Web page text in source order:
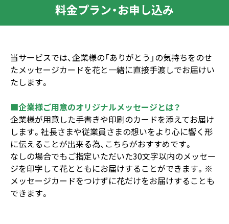
料金プラン・お申し込み
当サービスでは、企業様の「ありがとう」の気持ちをのせ
たメッセージカードを花と一緒に直接手渡しでお届けい
たします。
■企業様ご用意のオリジナルメッセージとは？
企業様が用意した手書きや印刷のカードを添えてお届け
します。社長さまや従業員さまの想いをより心に響く形
に伝えることが出来る為、こちらがおすすめです。
なしの場合でもご指定いただいた30文字以内のメッセー
ジを印字して花とともにお届けすることができます。※
メッセージカードをつけずに花だけをお届けすることも
できます。